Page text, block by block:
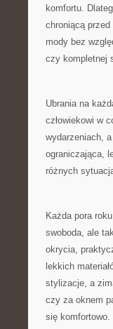
komfortu.
chroniącą
mody bez
czy kompletnej
Ubrania na
człowiekowi w
wydarzeniach,
ograniczająca,
różnych
Każda pora
swoboda, ale
okrycia,
lekkich
stylizacje, a
czy za oknem
się komfortowo.